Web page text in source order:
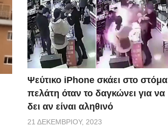
Ψεύτικο iPhone σκάει στο στόμα
πελάτη όταν το δαγκώνει για να
δει αν είναι αληθινό
21 ΔΕΚΕΜΒΡΊΟΥ, 2023